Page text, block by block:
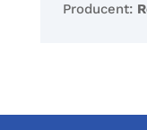
Producent: